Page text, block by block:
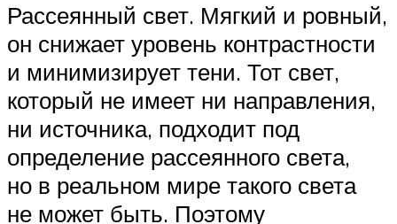
Рассеянный свет. Мягкий и ровный,
он снижает уровень контрастности
и минимизирует тени. Тот свет,
который не имеет ни направления,
ни источника, подходит под
определение рассеянного света,
но в реальном мире такого света
не может быть. Поэтому